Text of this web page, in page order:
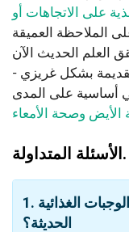
على الاتجاهات أو
الملاحظة العميقة
العلم الحديث الآن
بشكل غريزي -
أساسية على المدى
وصحة الأمعاء
الأسئلة المتداولة.
1. هل التغذية القديمة أفضل من الوجبات الغذائية
الحديثة؟